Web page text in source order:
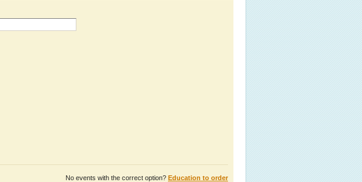
No events with the correct option? Education to order